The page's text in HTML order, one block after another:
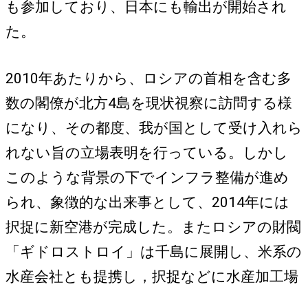
も参加しており、日本にも輸出が開始され
た。
2010年あたりから、ロシアの首相を含む多
数の閣僚が北方4島を現状視察に訪問する様
になり、その都度、我が国として受け入れら
れない旨の立場表明を行っている。しかし
このような背景の下でインフラ整備が進め
られ、象徴的な出来事として、2014年には
択捉に新空港が完成した。またロシアの財閥
「ギドロストロイ」は千島に展開し、米系の
水産会社とも提携し，択捉などに水産加工場